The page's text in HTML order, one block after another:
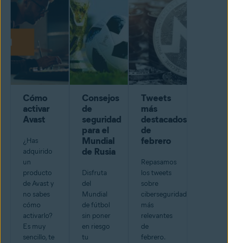
Cómo
activar
Avast
¿Has
adquirido
un
producto
de Avast y
no sabes
cómo
activarlo?
Es muy
sencillo, te
Consejos
de
seguridad
para el
Mundial
de Rusia
Disfruta
del
Mundial
de fútbol
sin poner
en riesgo
tu
Tweets
más
destacados
de
febrero
Repasamos
los tweets
sobre
ciberseguridad
más
relevantes
de
febrero.